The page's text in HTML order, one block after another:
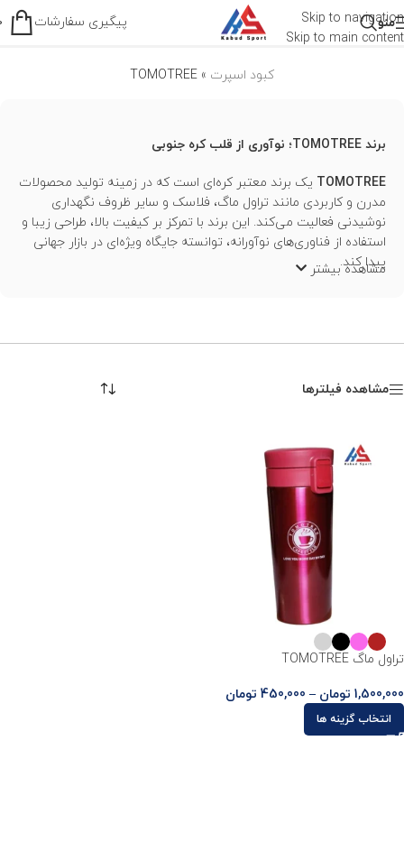
Skip to navigation
Skip to main content
منو پیگیری سفارشاتTOMOTREE
کبود اسپرت »
TOMOTREE
برند TOMOTREE؛ نوآوری از قلب کره جنوبی
TOMOTREE یک برند معتبر کره‌ای است که در زمینه تولید محصولات
مدرن و کاربردی مانند تراول ماگ، فلاسک و سایر ظروف نگهداری
نوشیدنی فعالیت می‌کند. این برند با تمرکز بر کیفیت بالا، طراحی زیبا و
استفاده از فناوری‌های نوآورانه، توانسته جایگاه ویژه‌ای در بازار جهانی
پیدا کند.
مشاهده بیشتر
مشاهده فیلترها
تراول ماگ TOMOTREE
1,500,000 تومان –
450,000 تومان
انتخاب گزینه ها